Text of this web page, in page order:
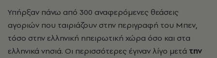
Υπήρξαν πάνω από 300 αναφερόμενες θεάσεις
αγοριών που ταιριάζουν στην περιγραφή του Μπεν,
τόσο στην ελληνική ηπειρωτική χώρα όσο και στα
ελληνικά νησιά. Οι περισσότερες έγιναν λίγο μετά την